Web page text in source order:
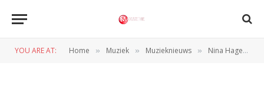
YOU ARE AT: Home » Muziek » Muzieknieuws » Nina Hagen op Magneet Festival
Nina Hagen Op Magneet